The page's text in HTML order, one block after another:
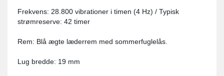
Frekvens: 28.800 vibrationer i timen (4 Hz) / Typisk
strømreserve: 42 timer
Rem: Blå ægte læderrem med sommerfuglelås.
Lug bredde: 19 mm